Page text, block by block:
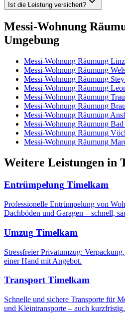
Ist die Leistung versichert?
Messi-Wohnung
Umgebung
Messi-Wohnung Räumung Linz
Messi-Wohnung Räumung
Messi-Wohnung Räumung
Messi-Wohnung Räumung
Messi-Wohnung Räumung
Messi-Wohnung Räumung
Messi-Wohnung Räumung
Messi-Wohnung Räumung Bad
Messi-Wohnung Räumung
Messi-Wohnung Räumung
Weitere Leistungen in
Entrümpelung Timelkam
Professionelle Entrümpelung von
Dachböden und Garagen – schnell,
Umzug Timelkam
Stressfreier Privatumzug:
einer Hand mit Angebot.
Transport Timelkam
Schnelle und sichere Transporte für
und Kleintransporte – auch kurzfristig.